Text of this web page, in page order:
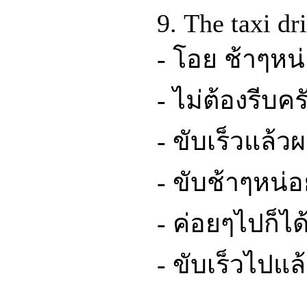
9. The taxi
- โอย ช้าๆห
- ไม่ต้องรีบค
- ขับเร็วแล้ว
- ขับช้าๆหน่
- ค่อยๆไปก็ไ
- ขับเร็วไปแ